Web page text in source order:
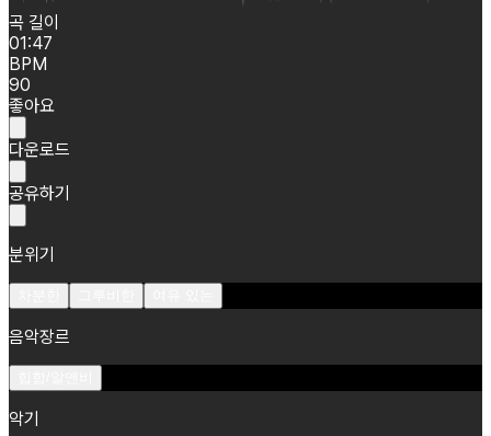
곡 길이
01:47
BPM
90
좋아요
다운로드
공유하기
분위기
음악장르
악기